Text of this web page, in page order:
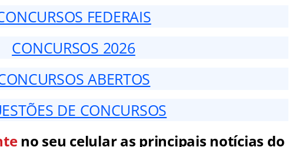
FEDERAIS
CONCURSOS 2026
ABERTOS
DE CONCURSOS
no seu celular as principais notícias do